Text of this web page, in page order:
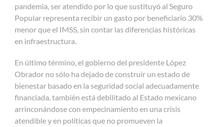
pandemia, ser atendido por lo que sustituyó al Seguro
Popular representa recibir un gasto por beneficiario 30%
menor que el IMSS, sin contar las diferencias históricas
en infraestructura.
En último término, el gobierno del presidente López
Obrador no sólo ha dejado de construir un estado de
bienestar basado en la seguridad social adecuadamente
financiada, también está debilitado al Estado mexicano
arrinconándose con empecinamiento en una crisis
atendible y en políticas que no promueven la